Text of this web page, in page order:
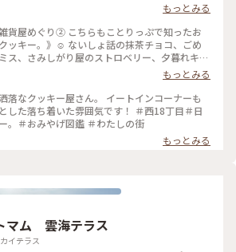
なので、甘い
にも合うクッキー。 〈 眠れぬ夜の黒胡椒
見るスペキュロス 〉 〈 星降る空のオリ
で楽しみに頂きたいと思います！ #クッキ
クッキー #北海道 #オトナクッキー
もっとみる
貨屋めぐり② こちらもことりっぷで知ったお
ッキー。》☺︎ ないしょ話の抹茶チョコ、ごめ
ス、さみしがり屋のストロベリー、夕暮れキャ
した♪ ずらっと並んだかわいい名前のクッキ
る時間も幸せでした♡ #北海道 #わたしの街 #
ー #おみやげ
もっとみる
落なクッキー屋さん。 イートインコーナーも
した落ち着いた雰囲気です！ ＃西18丁目＃日
。＃おみやげ図鑑 ＃わたしの街
もっとみる
マム 雲海テラス
イテラス